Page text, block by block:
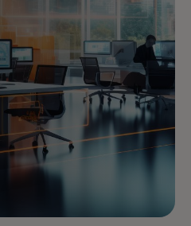
shuningdek, individual
himoya qilishga
va tashabbuslarni
bermoqda.